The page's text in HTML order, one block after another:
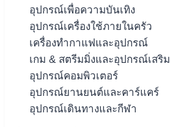
อุปกรณ์เพื่อความบันเทิง
อุปกรณ์เครื่องใช้ภายในครัว
เครื่องทำกาแฟและอุปกรณ์
เกม & สตรีมมิ่งและอุปกรณ์เสริม
อุปกรณ์คอมพิวเตอร์
อุปกรณ์ยานยนต์และคาร์แคร์
อุปกรณ์เดินทางและกีฬา